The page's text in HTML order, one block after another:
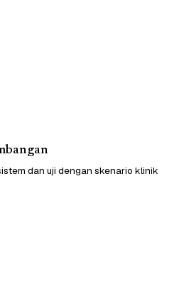
dan uji dengan skenario klinik